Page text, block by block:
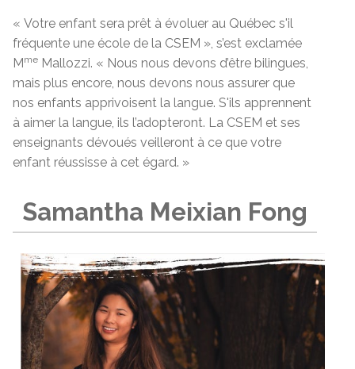
« Votre enfant sera prêt à évoluer au Québec s'il
fréquente une école de la CSEM », s’est exclamée
M me Mallozzi. « Nous nous devons d’être bilingues,
mais plus encore, nous devons nous assurer que
nos enfants apprivoisent la langue. S'ils apprennent
à aimer la langue, ils l’adopteront. La CSEM et ses
enseignants dévoués veilleront à ce que votre
enfant réussisse à cet égard. »
Samantha Meixian Fong